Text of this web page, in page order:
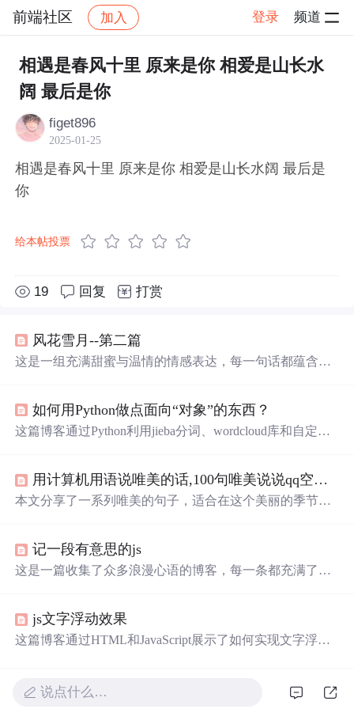
前端社区 加入 登录 频道
社区 前端社区 感慨 帖子详情
相遇是春风十里 原来是你 相爱是山长水
阔 最后是你
figet896
2025-01-25
相遇是春风十里 原来是你 相爱是山长水阔 最后是
你
给本帖投票
19 回复 打赏
风花雪月--第二篇
这是一组充满甜蜜与温情的情感表达，每一句话都蕴含着
细腻的一面，让人感受到爱情的美好和力量。
如何用Python做点面向“对象”的东西？
这篇博客通过Python利用jieba分词、wordcloud库和自定义
用计算机用语说唯美的话,100句唯美说说qq空间句子合集
本文分享了一系列唯美的句子，适合在这个美丽的季节发
记一段有意思的js
这是一篇收集了众多浪漫心语的博客，每一条都充满了甜
的独特情感，仿佛每个瞬间都因你而闪耀。这些话语如同
繁星，照亮了平凡的日子，让人感受到爱的力量和美好。
js文字浮动效果
这篇博客通过HTML和JavaScript展示了如何实现文字浮动
在页面上随机飘动的视觉效果。此外，文中还包含了对CS
说点什么…